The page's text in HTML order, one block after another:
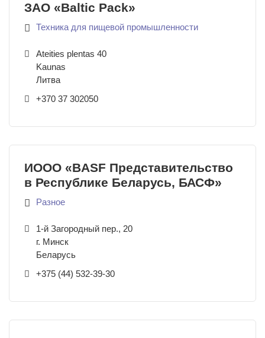
ЗАО «Baltic Pack»
Техника для пищевой промышленности
Ateities plentas 40
Kaunas
Литва
+370 37 302050
ИООО «BASF Представительство
в Республике Беларусь, БАСФ»
Разное
1-й Загородный пер., 20
г. Минск
Беларусь
+375 (44) 532-39-30